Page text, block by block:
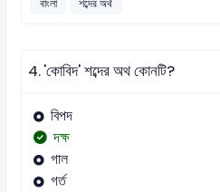
4.'কোবিদ' শব্দের অথ কোনটি?
বিপদ
দক্ষ
গাল
গর্ত